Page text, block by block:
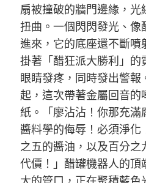
扇被撞破的牆門邊緣，
扭曲。一個閃閃發光、像
進來，它的底座還不斷噴
掛著「醋狂派大勝利」的
眼睛發疼，同時發出警
起，這次帶著金屬回音的
紙。「廖沾沾！你那充滿
醬料學的侮辱！必須淨化
之五的醬油，以及百分之
代價！」醋罐機器人的頂